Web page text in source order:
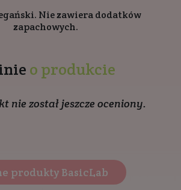
Nie zawiera dodatków
zapachowych.
o produkcie
nie został jeszcze oceniony.
produkty BasicLab